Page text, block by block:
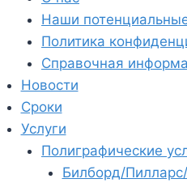
Наши
Политика
Справочная
Новости
Сроки
Услуги
Полиграфические
Билборд/